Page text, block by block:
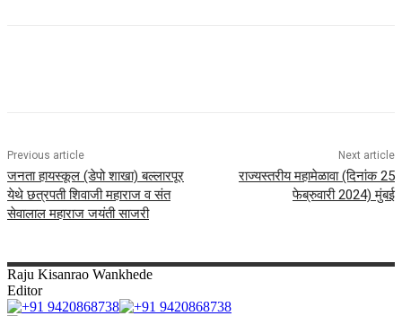
Previous article
जनता हायस्कूल (डेपो शाखा) बल्लारपूर
येथे छत्रपती शिवाजी महाराज व संत
सेवालाल महाराज जयंती साजरी
Next article
राज्यस्तरीय महामेळावा (दिनांक 25
फेब्रुवारी 2024) मुंबई
Raju Kisanrao Wankhede
Editor